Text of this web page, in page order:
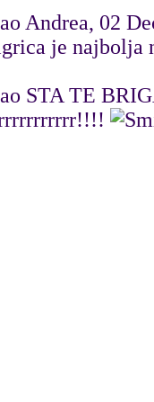
Andrea, 02
je najbolja
STA TE